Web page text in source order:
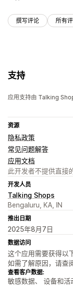
撰写评论 所有
支持
应用支持由 Talking
资源
隐私政策
常见问题解答
应用文档
此开发者不提供直接
开发人员
Talking Shops
Bengaluru, KA, IN
推出日期
2025年8月7日
数据访问
这个应用需要获得以
如需了解原因，请查
查看客户数据:
敏感数据、 设备和活